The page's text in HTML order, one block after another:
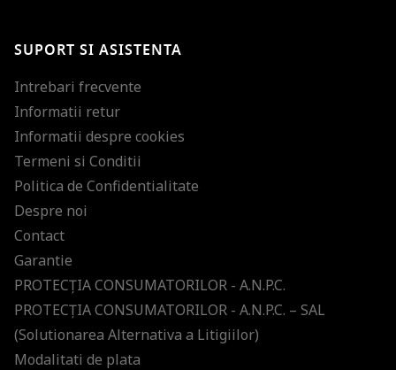
ultimele tendinte in moda!
SUPORT SI ASISTENTA
Intrebari frecvente
Informatii retur
Informatii despre cookies
Termeni si Conditii
Politica de Confidentialitate
Despre noi
Contact
Garantie
PROTECŢIA CONSUMATORILOR - A.N.P.C.
PROTECŢIA CONSUMATORILOR - A.N.P.C. – SAL
(Solutionarea Alternativa a Litigiilor)
Modalitati de plata